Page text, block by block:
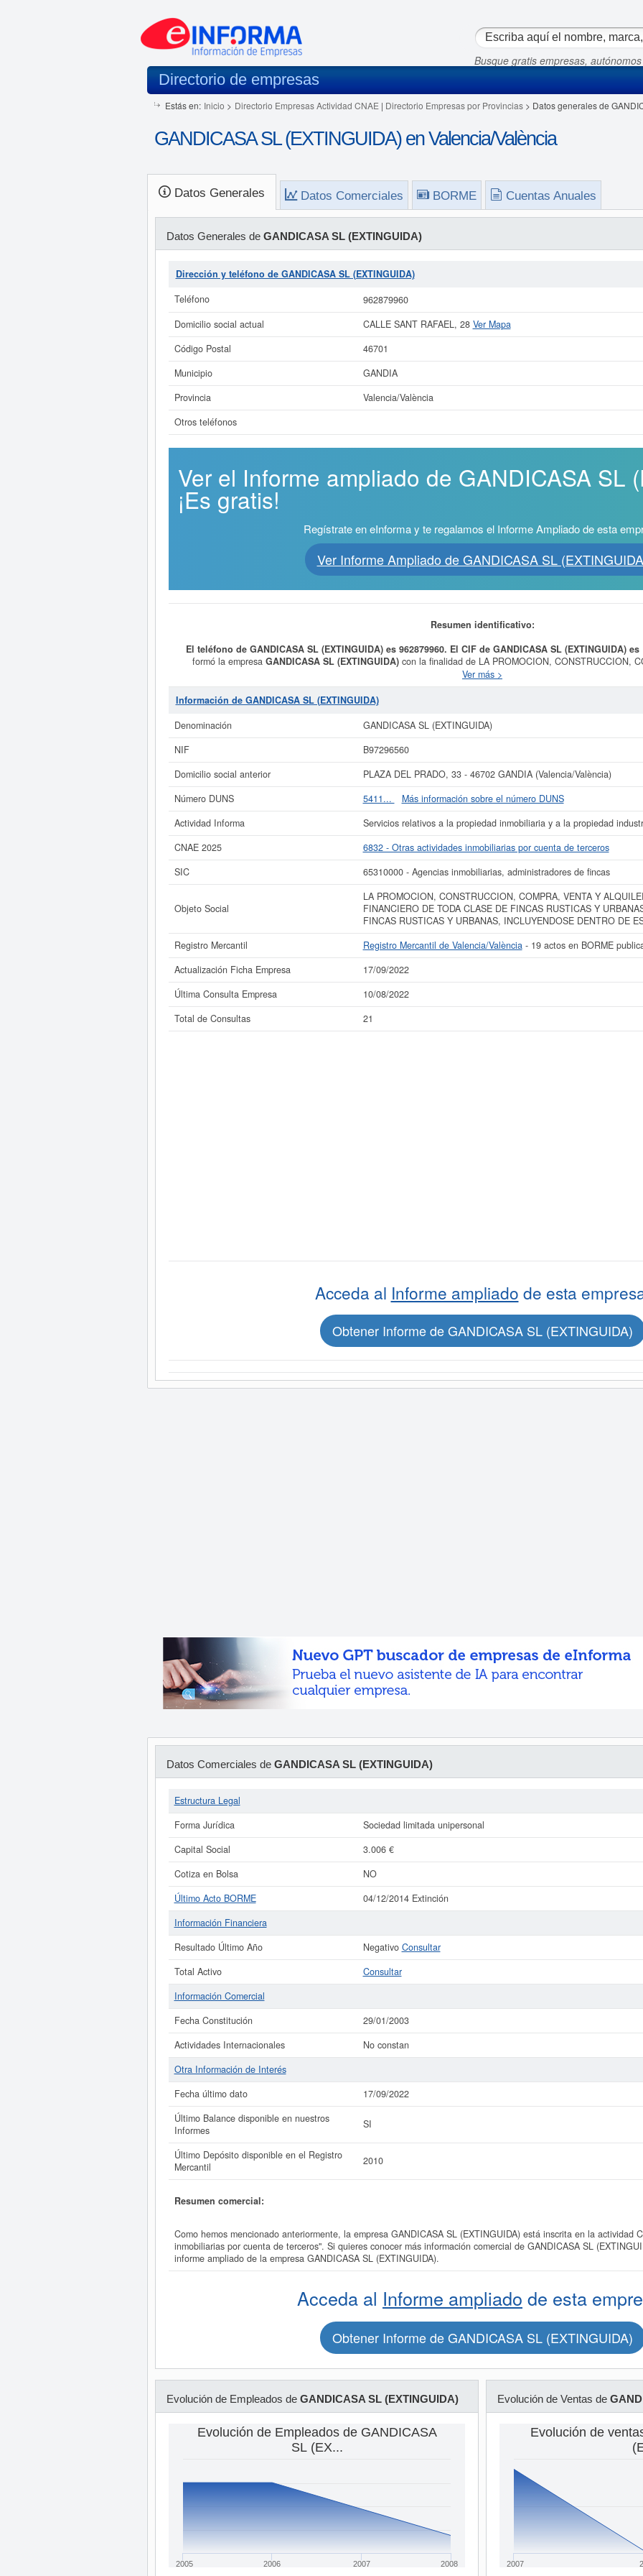
Busque gratis empresas,
Directorio de empresas
Estás en: Inicio > Directorio Empresas Actividad CNAE | Directorio Empresas por Provincias> Datos generales de
GANDICASA SL (EXTINGUIDA) en Valencia/València
Datos Generales Datos Comerciales BORME Cuentas Anuales
Datos Generales de GANDICASA SL (EXTINGUIDA)
Dirección y teléfono de GANDICASA SL (EXTINGUIDA)
Teléfono
962879960
Domicilio social actual
CALLE SANT RAFAEL, 28 Ver Mapa
Código Postal
46701
Municipio
GANDIA
Provincia
Valencia/València
Otros teléfonos
Ver el Informe ampliado de GANDICASA SL
¡Es gratis!
Regístrate en eInforma y te regalamos el Informe Ampliado de esta
Ver Informe Ampliado de GANDICASA SL
Resumen identificativo:
El teléfono de GANDICASA SL (EXTINGUIDA) es 962879960. El CIF de GANDICASA SL (EXTINGUIDA)
formó la empresa GANDICASA SL (EXTINGUIDA) con la finalidad de LA PROMOCION, CONSTRUCCION,
ARRENDAMIENTO NO FINANCIERO DE TODA CLASE DE FINCAS RUSTICAS Y URBANAS. LA
URBANAS, INCLUYENDOSE DENTRO DE ESTAS LAS SUJETAS AL R. Está dentro de la categoría CNAE
cuenta de terceros. La empresaGANDICASA SL (EXTINGUIDA)
contabiliza un total de 21 consultas. La última visualización es del 10/08/2022. Esta empresa y otras similiares
Descubra a cuales desde aquí. Su capital se sitúa alrededor de 0 a 3.100 €. El número de actos publicados en el
y figura en el Registro Mercantil de Valencia/València.
Si está interesado en conocer más datos de la empresa GANDICASA SL (EXTINGUIDA) puede
GANDICASA SL (EXTINGUIDA) y consultar los resultados de sus años de actividad, así como los balances y
La última actualización del informe de empresa se ha realizado el 17/09/2022.
Ver más >
Información de GANDICASA SL (EXTINGUIDA)
Denominación
GANDICASA SL (EXTINGUIDA)
NIF
B97296560
Domicilio social anterior
PLAZA DEL PRADO, 33 - 46702 GANDIA (Valencia/València)
Número DUNS
5411...
Más información sobre el número DUNS
Actividad Informa
Servicios relativos a la propiedad inmobiliaria y a la propiedad
CNAE 2025
6832 - Otras actividades inmobiliarias por cuenta de terceros
SIC
65310000 - Agencias inmobiliarias, administradores de fincas
Objeto Social
LA PROMOCION, CONSTRUCCION, COMPRA, VENTA Y
FINANCIERO DE TODA CLASE DE FINCAS RUSTICAS Y
FINCAS RUSTICAS Y URBANAS, INCLUYENDOSE DENTRO DE
Registro Mercantil
Registro Mercantil de Valencia/València- 19 actos en BORME
Actualización Ficha Empresa
17/09/2022
Última Consulta Empresa
10/08/2022
Total de Consultas
21
Acceda al Informe ampliado de esta
Obtener Informe de GANDICASA SL (EXTINGUIDA)
Datos Comerciales de GANDICASA SL (EXTINGUIDA)
Estructura Legal
Forma Jurídica
Sociedad limitada unipersonal
Capital Social
3.006 €
Cotiza en Bolsa
NO
Último Acto BORME
04/12/2014 Extinción
Información Financiera
Resultado Último Año
Negativo Consultar
Total Activo
Consultar
Información Comercial
Fecha Constitución
29/01/2003
Actividades Internacionales
No constan
Otra Información de Interés
Fecha último dato
17/09/2022
Último Balance disponible en nuestros
Informes
SI
Último Depósito disponible en el Registro
Mercantil
2010
Resumen comercial:
Como hemos mencionado anteriormente, la empresa GANDICASA SL (EXTINGUIDA) está inscrita en la actividad
inmobiliarias por cuenta de terceros". Si quieres conocer más información comercial de GANDICASA SL
informe ampliado de la empresa GANDICASA SL (EXTINGUIDA).
Acceda al Informe ampliado de esta
Obtener Informe de GANDICASA SL (EXTINGUIDA)
Evolución de Empleados de GANDICASA SL (EXTINGUIDA)
Evolución de Empleados de GANDICASA
SL (EX...
2005 2006 2007 2008
Evolución de Ventas de
Evolución de
2007